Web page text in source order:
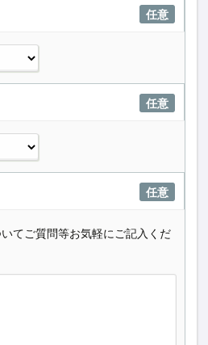
任意
任意
任意
てご質問等お気軽にご記入くだ